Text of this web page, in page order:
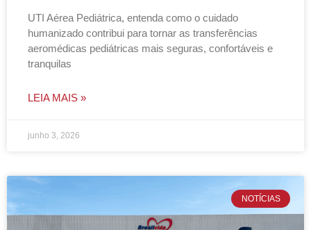
UTI Aérea Pediátrica, entenda como o cuidado
humanizado contribui para tornar as transferências
aeromédicas pediátricas mais seguras, confortáveis e
tranquilas
LEIA MAIS »
junho 3, 2026
NOTÍCIAS